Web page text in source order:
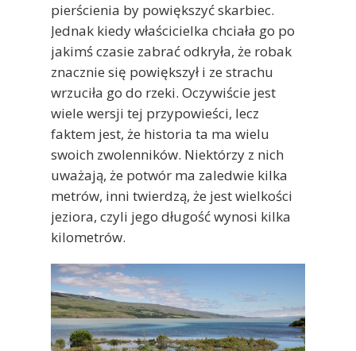
pierścienia by powiększyć skarbiec.
Jednak kiedy właścicielka chciała go po
jakimś czasie zabrać odkryła, że robak
znacznie się powiększył i ze strachu
wrzuciła go do rzeki. Oczywiście jest
wiele wersji tej przypowieści, lecz
faktem jest, że historia ta ma wielu
swoich zwolenników. Niektórzy z nich
uważają, że potwór ma zaledwie kilka
metrów, inni twierdzą, że jest wielkości
jeziora, czyli jego długość wynosi kilka
kilometrów.